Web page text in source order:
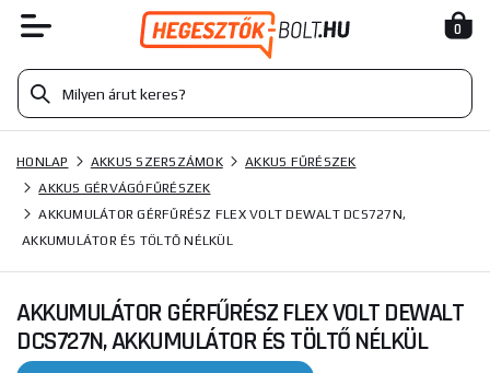
0
HONLAP AKKUS SZERSZÁMOK
AKKUS FŰRÉSZEK
AKKUS GÉRVÁGÓFŰRÉSZEK
AKKUMULÁTOR GÉRFŰRÉSZ FLEX VOLT DEWALT DCS727N,
AKKUMULÁTOR ÉS TÖLTŐ NÉLKÜL
AKKUMULÁTOR GÉRFŰRÉSZ FLEX VOLT DEWALT
DCS727N, AKKUMULÁTOR ÉS TÖLTŐ NÉLKÜL